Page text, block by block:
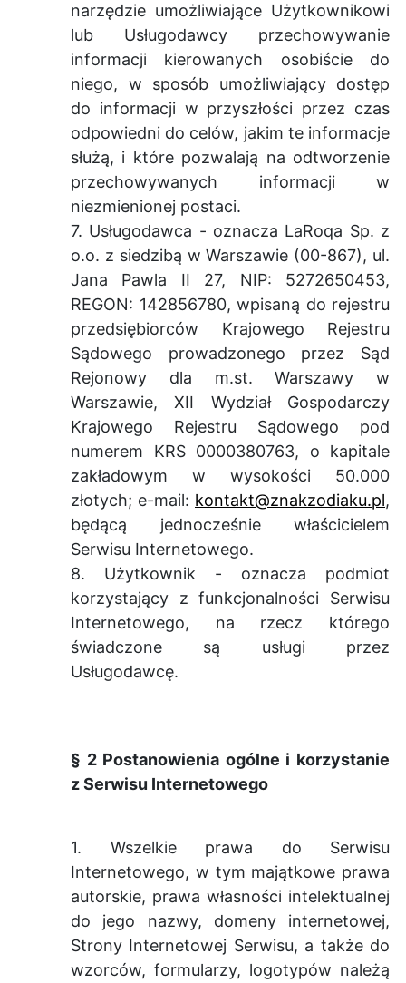
narzędzie umożliwiające Użytkownikowi
lub Usługodawcy przechowywanie
informacji kierowanych osobiście do
niego, w sposób umożliwiający dostęp
do informacji w przyszłości przez czas
odpowiedni do celów, jakim te informacje
służą, i które pozwalają na odtworzenie
przechowywanych informacji w
niezmienionej postaci.
7. Usługodawca - oznacza LaRoqa Sp. z
o.o. z siedzibą w Warszawie (00-867), ul.
Jana Pawla II 27, NIP: 5272650453,
REGON: 142856780, wpisaną do rejestru
przedsiębiorców Krajowego Rejestru
Sądowego prowadzonego przez Sąd
Rejonowy dla m.st. Warszawy w
Warszawie, XII Wydział Gospodarczy
Krajowego Rejestru Sądowego pod
numerem KRS 0000380763, o kapitale
zakładowym w wysokości 50.000
złotych; e-mail: kontakt@znakzodiaku.pl,
będącą jednocześnie właścicielem
Serwisu Internetowego.
8. Użytkownik - oznacza podmiot
korzystający z funkcjonalności Serwisu
Internetowego, na rzecz którego
świadczone są usługi przez
Usługodawcę.
§ 2 Postanowienia ogólne i korzystanie
z Serwisu Internetowego
1. Wszelkie prawa do Serwisu
Internetowego, w tym majątkowe prawa
autorskie, prawa własności intelektualnej
do jego nazwy, domeny internetowej,
Strony Internetowej Serwisu, a także do
wzorców, formularzy, logotypów należą